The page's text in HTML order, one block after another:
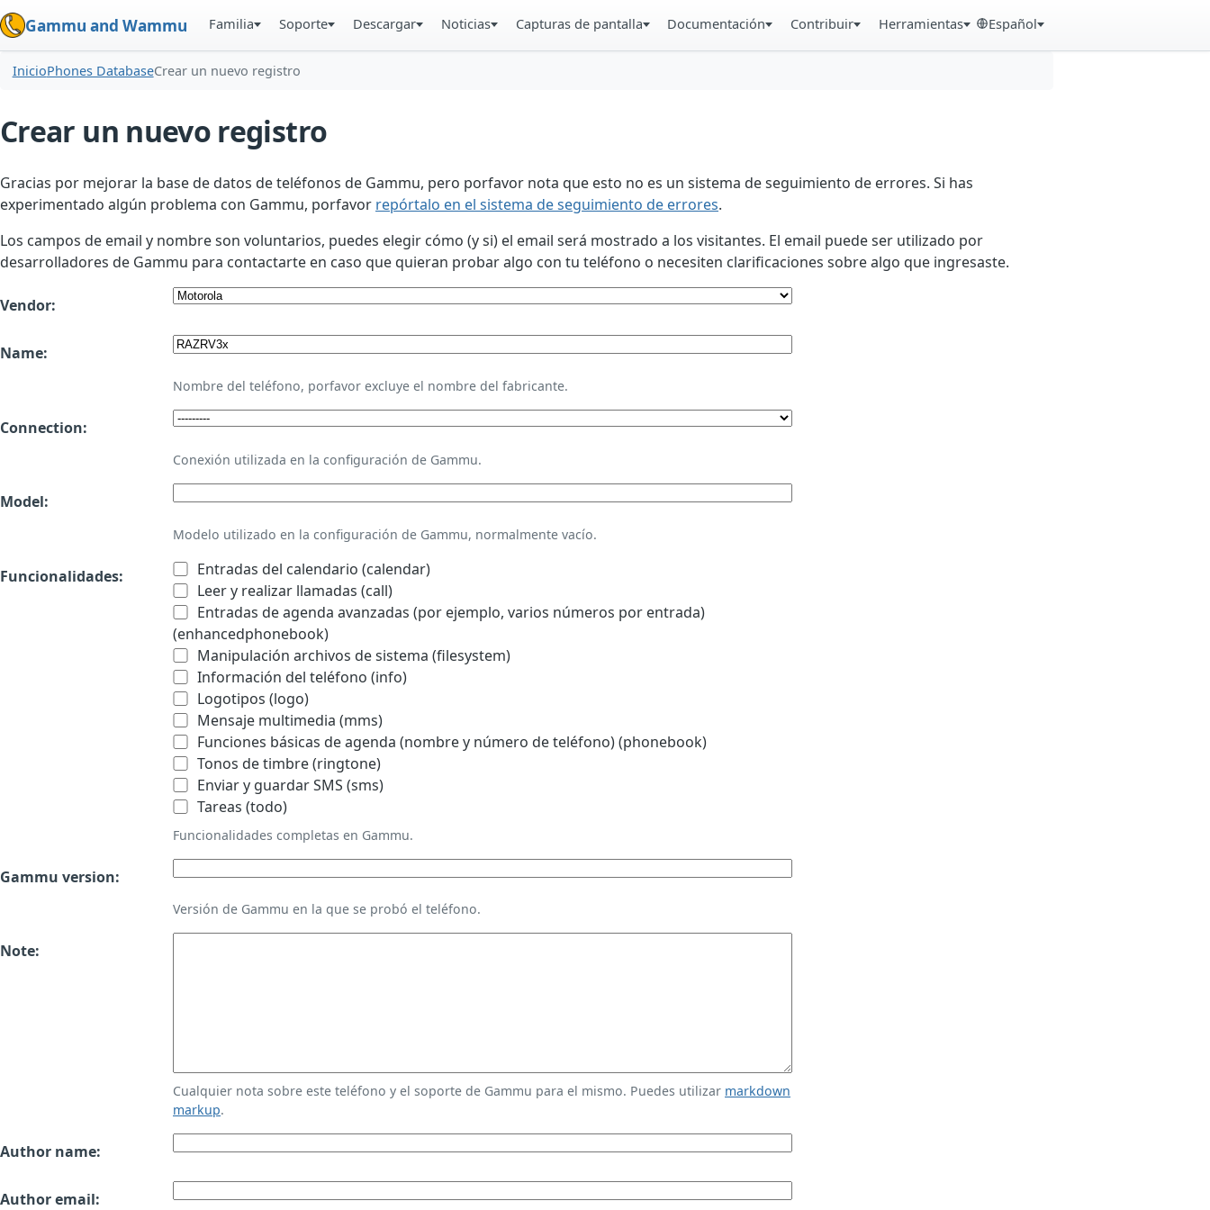
Gammu and Wammu Familia Soporte Descargar Noticias Capturas de pantalla Documentación Contribuir Herramientas Español
InicioPhones DatabaseCrear un nuevo registro
Crear un nuevo registro
Gracias por mejorar la base de datos de teléfonos de Gammu, pero porfavor nota que esto no es un sistema de seguimiento de errores. Si has
experimentado algún problema con Gammu, porfavor repórtalo en el sistema de seguimiento de errores.
Los campos de email y nombre son voluntarios, puedes elegir cómo (y si) el email será mostrado a los visitantes. El email puede ser utilizado por
desarrolladores de Gammu para contactarte en caso que quieran probar algo con tu teléfono o necesiten clarificaciones sobre algo que ingresaste.
Vendor:
Name:
Nombre del teléfono, porfavor excluye el nombre del fabricante.
Connection:
Conexión utilizada en la configuración de Gammu.
Model:
Modelo utilizado en la configuración de Gammu, normalmente vacío.
Funcionalidades:
Entradas del calendario (calendar)
Leer y realizar llamadas (call)
Entradas de agenda avanzadas (por ejemplo, varios números por entrada)
(enhancedphonebook)
Manipulación archivos de sistema (filesystem)
Información del teléfono (info)
Logotipos (logo)
Mensaje multimedia (mms)
Funciones básicas de agenda (nombre y número de teléfono) (phonebook)
Tonos de timbre (ringtone)
Enviar y guardar SMS (sms)
Tareas (todo)
Funcionalidades completas en Gammu.
Gammu version:
Versión de Gammu en la que se probó el teléfono.
Note:
Cualquier nota sobre este teléfono y el soporte de Gammu para el mismo. Puedes utilizar markdown
markup.
Author name:
Author email: